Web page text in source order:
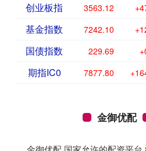
创业板指 3563.12
基金指数 7242.10
国债指数 229.69
期指IC0 7877.80
金御优配